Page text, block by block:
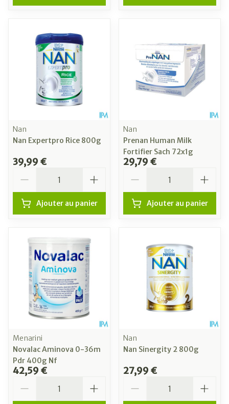
Nan
Nan Expertpro Rice 800g
39,99 €
Ajouter au panier
Nan
Prenan Human Milk
Fortifier Sach 72x1g
29,79 €
Ajouter au panier
Menarini
Novalac Aminova 0-36m
Pdr 400g Nf
42,59 €
Nan
Nan Sinergity 2 800g
27,99 €